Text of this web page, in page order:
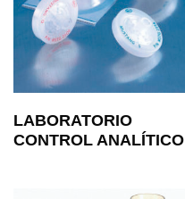
LABORATORIO
CONTROL ANALÍTICO